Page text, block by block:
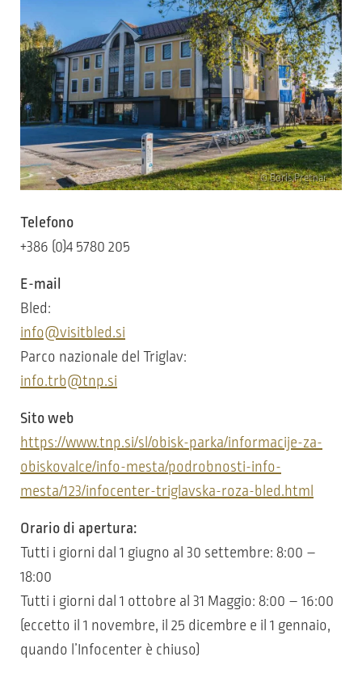
© Boris Pretnar
Telefono
+386 (0)4 5780 205
E-mail
Bled:
info@visitbled.si
Parco nazionale del Triglav:
info.trb@tnp.si
Sito web
https://www.tnp.si/sl/obisk-parka/informacije-za-
obiskovalce/info-mesta/podrobnosti-info-
mesta/123/infocenter-triglavska-roza-bled.html
Orario di apertura:
Tutti i giorni dal 1 giugno al 30 settembre: 8:00 –
18:00
Tutti i giorni dal 1 ottobre al 31 Maggio: 8:00 – 16:00
(eccetto il 1 novembre, il 25 dicembre e il 1 gennaio,
quando l’Infocenter è chiuso)